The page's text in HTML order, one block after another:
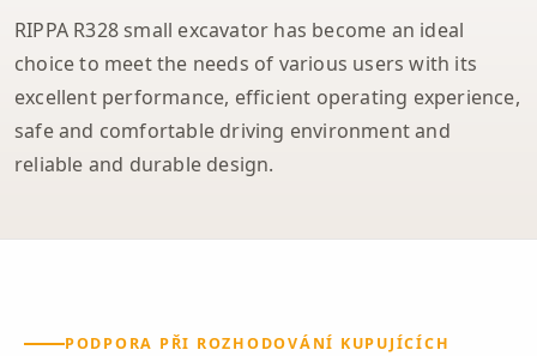
RIPPA R328 small excavator has become an ideal
choice to meet the needs of various users with its
excellent performance, efficient operating experience,
safe and comfortable driving environment and
reliable and durable design.
PODPORA PŘI ROZHODOVÁNÍ KUPUJÍCÍCH